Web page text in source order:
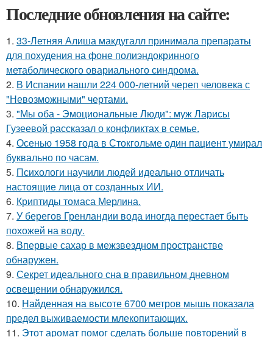
Последние обновления на сайте:
1. 33-Летняя Алиша макдугалл принимала препараты
для похудения на фоне полиэндокринного
метаболического овариального синдрома.
2. В Испании нашли 224 000-летний череп человека с
"Невозможными" чертами.
3. "Мы оба - Эмоциональные Люди": муж Ларисы
Гузеевой рассказал о конфликтах в семье.
4. Осенью 1958 года в Стокгольме один пациент умирал
буквально по часам.
5. Психологи научили людей идеально отличать
настоящие лица от созданных ИИ.
6. Криптиды томаса Мерлина.
7. У берегов Гренландии вода иногда перестает быть
похожей на воду.
8. Впервые сахар в межзвездном пространстве
обнаружен.
9. Секрет идеального сна в правильном дневном
освещении обнаружился.
10. Найденная на высоте 6700 метров мышь показала
предел выживаемости млекопитающих.
11. Этот аромат помог сделать больше повторений в